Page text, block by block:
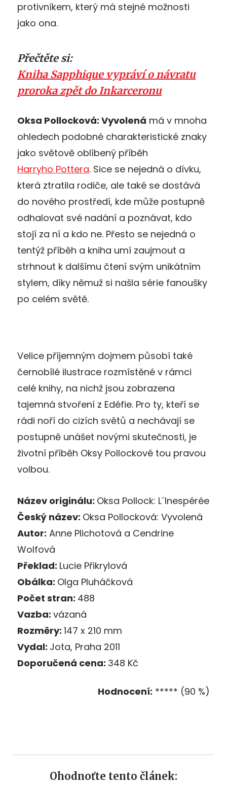
protivníkem, který má stejné možnosti
jako ona.
Přečtěte si:
Kniha Sapphique vypráví o návratu
proroka zpět do Inkarceronu
Oksa Pollocková: Vyvolená má v mnoha
ohledech podobné charakteristické znaky
jako světově oblíbený příběh
Harryho Pottera. Sice se nejedná o dívku,
která ztratila rodiče, ale také se dostává
do nového prostředí, kde může postupně
odhalovat své nadání a poznávat, kdo
stojí za ní a kdo ne. Přesto se nejedná o
tentýž příběh a kniha umí zaujmout a
strhnout k dalšímu čtení svým unikátním
stylem, díky němuž si našla série fanoušky
po celém světě.
Velice příjemným dojmem působí také
černobílé ilustrace rozmístěné v rámci
celé knihy, na nichž jsou zobrazena
tajemná stvoření z Edéfie. Pro ty, kteří se
rádi noří do cizích světů a nechávají se
postupně unášet novými skutečnosti, je
životní příběh Oksy Pollockové tou pravou
volbou.
Název originálu: Oksa Pollock: L´Inespérée
Český název: Oksa Pollocková: Vyvolená
Autor: Anne Plichotová a Cendrine
Wolfová
Překlad: Lucie Přikrylová
Obálka: Olga Pluháčková
Počet stran: 488
Vazba: vázaná
Rozměry: 147 x 210 mm
Vydal: Jota, Praha 2011
Doporučená cena: 348 Kč
Hodnocení: ***** (90 %)
Ohodnoťte tento článek: